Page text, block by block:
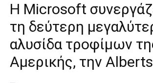
Η Microsoft
τη δεύτερη
αλυσίδα τροφίμων
Αμερικής, την